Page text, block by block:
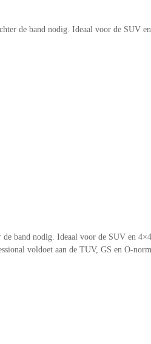
de band nodig. Ideaal voor de SUV
band nodig. Ideaal voor de SUV en
voldoet aan de TUV, GS en O-